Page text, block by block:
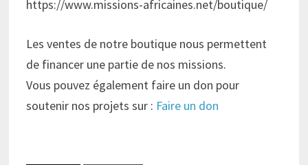
https://www.missions-africaines.net/boutique/
Les ventes de notre boutique nous permettent
de financer une partie de nos missions.
Vous pouvez également faire un don pour
soutenir nos projets sur : Faire un don